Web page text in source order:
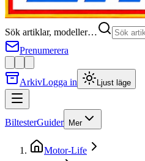
Sök artiklar, modeller…
Prenumerera
ArkivLogga in Ljust läge
BiltesterGuider Mer
Motor-Life